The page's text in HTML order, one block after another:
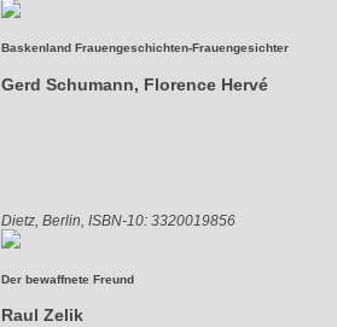
Baskenland Frauengeschichten-Frauengesichter
Gerd Schumann, Florence Hervé
Dietz, Berlin, ISBN-10: 3320019856
Der bewaffnete Freund
Raul Zelik